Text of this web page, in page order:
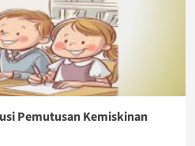
Pemutusan Kemiskinan